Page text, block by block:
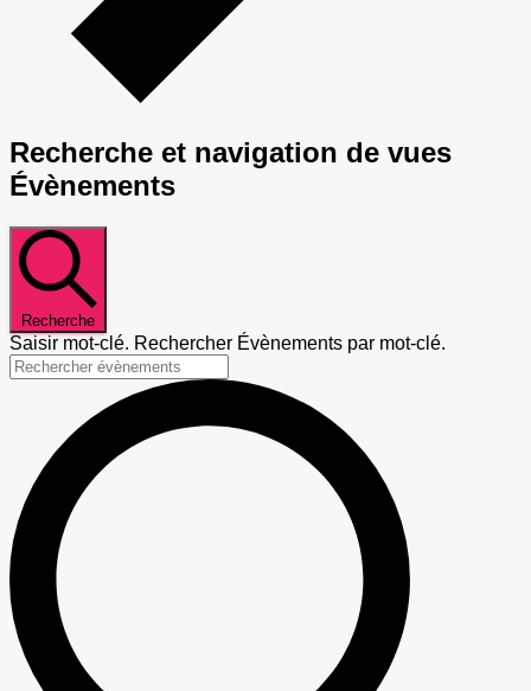
Recherche et navigation de vues
Évènements
Recherche
Saisir mot-clé. Rechercher Évènements par mot-clé.